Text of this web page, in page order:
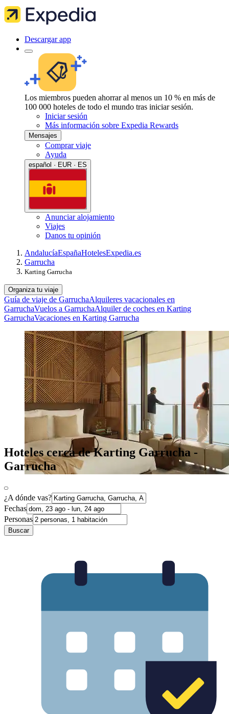
Descargar app
Los miembros pueden ahorrar al menos un 10 % en más de
100 000 hoteles de todo el mundo tras iniciar sesión.
Iniciar sesión
Más información sobre Expedia Rewards
Mensajes
Comprar viaje
Ayuda
español · EUR · ES
Anunciar alojamiento
Viajes
Danos tu opinión
AndalucíaEspañaHotelesExpedia.es
Garrucha
Karting Garrucha
Organiza tu viaje
Guía de viaje de GarruchaAlquileres vacacionales en
GarruchaVuelos a GarruchaAlquiler de coches en Karting
GarruchaVacaciones en Karting Garrucha
Hoteles cerca de Karting Garrucha -
Garrucha
¿A dónde vas?
Fechas
Personas
Buscar